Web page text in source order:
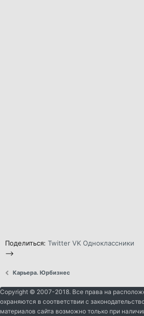
Поделиться: Twitter VK Одноклассники
-->
Карьера. Юрбизнес
Copyright © 2007-2018. Все права на
охраняются в соответствии с
материалов сайта возможно только при